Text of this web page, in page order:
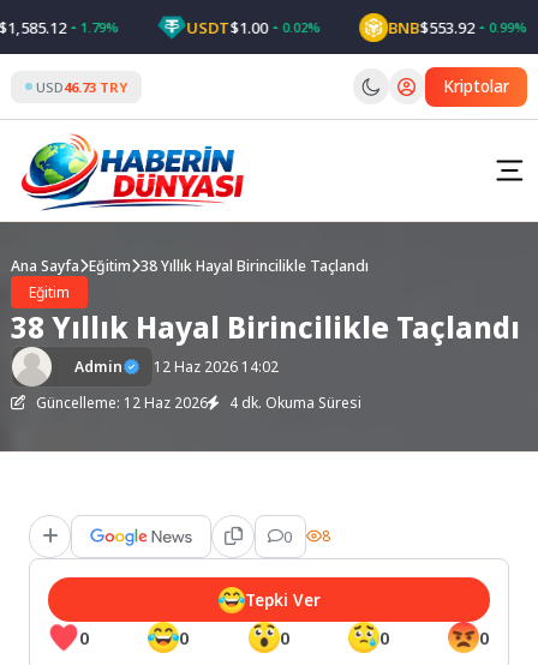
to
content
1.79% USDT$1.00 0.02% BNB$553.92 0.99%
USD46.73 TRY Kriptolar
Ana Sayfa Eğitim 38 Yıllık Hayal Birincilikle Taçlandı
Eğitim
38 Yıllık Hayal Birincilikle Taçlandı
Admin
12 Haz 2026 14:02
Güncelleme: 12 Haz 2026
4 dk. Okuma Süresi
0 8
0 0 0 0 0
Tepki Ver